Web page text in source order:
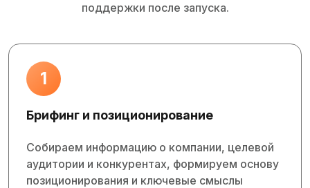
поддержки после запуска.
1
Брифинг и позиционирование
Собираем информацию о компании, целевой
аудитории и конкурентах, формируем основу
позиционирования и ключевые смыслы